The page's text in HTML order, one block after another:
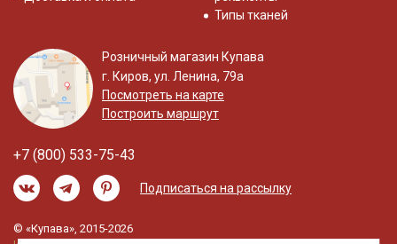
Типы тканей
Розничный магазин Купава
г. Киров, ул. Ленина, 79а
Посмотреть на карте
Построить маршрут
+7 (800) 533-75-43
Подписаться на рассылку
© «Купава», 2015-2026